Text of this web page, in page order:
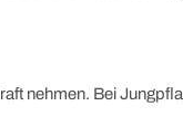
nehmen. Bei